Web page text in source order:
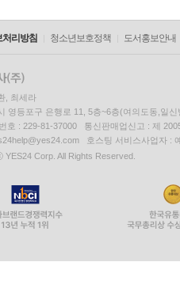
처리방침 청소년보호정책 도서홍보안내
, 최세라
영등포구 은행로 11, 5층~6층(여의도동,일신
호 : 229-81-37000 통신판매업신고 : 제
호스팅 서비스사업자 :
Corp. All Rights Reserved.